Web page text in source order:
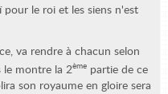
pour le roi et les siens n'est
va rendre à chacun selon
montre la 2ème partie de ce
son royaume en gloire sera